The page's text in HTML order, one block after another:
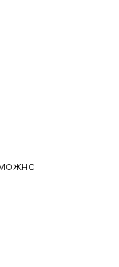
можно